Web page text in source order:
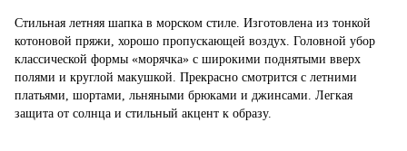
Стильная летняя шапка в морском стиле. Изготовлена ​​из тонкой
котоновой пряжи, хорошо пропускающей воздух. Головной убор
классической формы «морячка» с широкими поднятыми вверх
полями и круглой макушкой. Прекрасно смотрится с летними
платьями, шортами, льняными брюками и джинсами. Легкая
защита от солнца и стильный акцент к образу.